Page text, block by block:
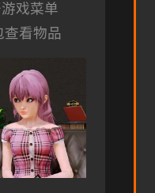
戏菜单
查看物品